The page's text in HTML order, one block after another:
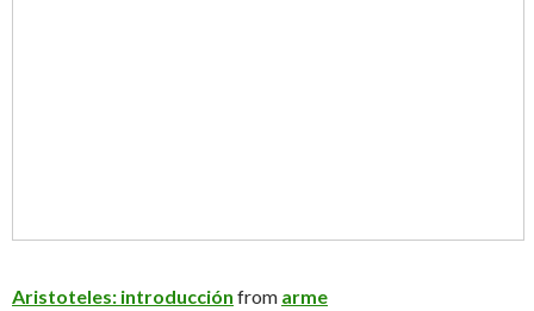
Aristoteles: introducción from arme